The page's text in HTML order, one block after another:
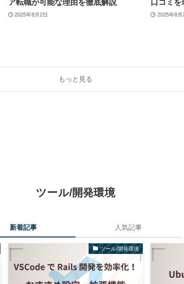
ア転職が可能な理由を徹底解説
2025年8月2日
口コミ
2025年8月
もっと見る
ツール/開発環境
新着記事 人気記事
ツール/開発環境